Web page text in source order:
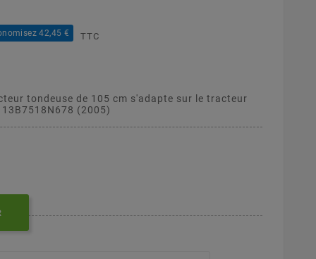
42,45 € TTC
tondeuse de 105 cm s'adapte sur le tracteur
13B7518N678 (2005)